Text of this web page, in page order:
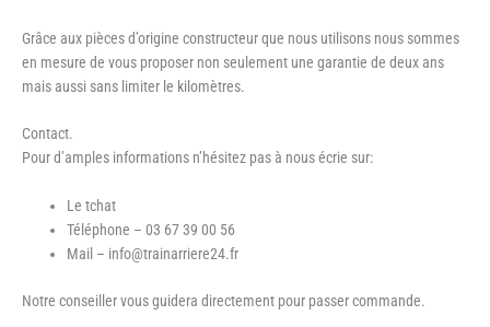
Grâce aux pièces d’origine constructeur que nous utilisons nous sommes
en mesure de vous proposer non seulement une garantie de deux ans
mais aussi sans limiter le kilomètres.
Contact.
Pour d’amples informations n’hésitez pas à nous écrie sur:
Le tchat
Téléphone – 03 67 39 00 56
Mail – info@trainarriere24.fr
Notre conseiller vous guidera directement pour passer commande.